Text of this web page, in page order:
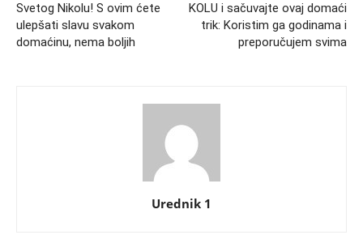
Svetog Nikolu! S ovim ćete
ulepšati slavu svakom
domaćinu, nema boljih
KOLU i sačuvajte ovaj domaći
trik: Koristim ga godinama i
preporučujem svima
Urednik 1